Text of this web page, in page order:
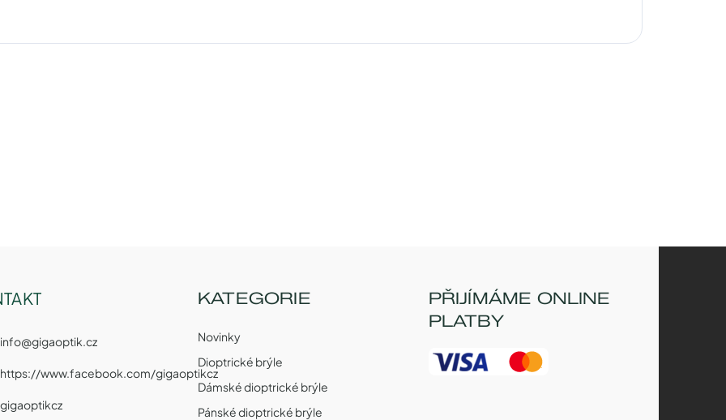
info@gigaoptik.cz
https://www.facebook.com/gigaoptikcz
gigaoptikcz
KATEGORIE
Novinky
Dioptrické brýle
Dámské dioptrické brýle
Pánské dioptrické brýle
PŘIJÍMÁME ONLINE
PLATBY